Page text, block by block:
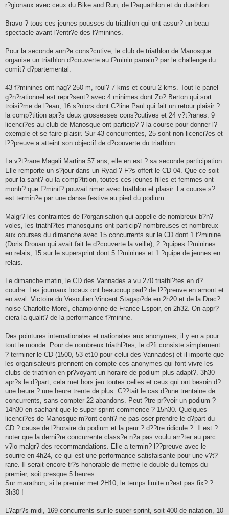
r?gionaux avec ceux du Bike and Run, de l?aquathlon et du duathlon.
Bravo ? tous ces jeunes pousses du triathlon qui ont assur? un beau
spectacle avant l?entr?e des f?minines.
Pour la seconde ann?e cons?cutive, le club de triathlon de Manosque
organise un triathlon d?couverte au f?minin parrain? par le challenge du
comit? d?partemental.
43 f?minines ont nag? 250 m, roul? 7 kms et couru 2 kms. Tout le panel
g?n?rationnel est repr?sent? avec 4 minimes dont Zo? Berton qui sort
troisi?me de l?eau, 16 s?niors dont C?line Paul qui fait un retour plaisir ?
la comp?tition apr?s deux grossesses cons?cutives et 24 v?t?ranes. 9
licenci?es au club de Manosque ont particip? ? la course pour donner l?
exemple et se faire plaisir. Sur 43 concurrentes, 25 sont non licenci?es et
l??preuve a atteint son objectif de d?couverte du triathlon.
La v?t?rane Magali Martina 57 ans, elle en est ? sa seconde participation.
Elle remporte un s?jour dans un Ryad ? F?s offert le CD 04. Que ce soit
pour la sant? ou la comp?tition, toutes ces jeunes filles et femmes ont
montr? que f?minit? pouvait rimer avec triathlon et plaisir. La course s?
est termin?e par une danse festive au pied du podium.
Malgr? les contraintes de l?organisation qui appelle de nombreux b?n?
voles, les triathl?tes manosquins ont particip? nombreuses et nombreux
aux courses du dimanche avec 15 concurrents sur le CD dont 1 f?minine
(Doris Drouan qui avait fait le d?couverte la veille), 2 ?quipes f?minines
en relais, 15 sur le supersprint dont 5 f?minines et 1 ?quipe de jeunes en
relais.
Le dimanche matin, le CD des Vannades a vu 270 triathl?tes en d?
coudre. Les journaux locaux ont beaucoup parl? de l??preuve en amont et
en aval. Victoire du Vesoulien Vincent Stagap?de en 2h20 et de la Drac?
noise Charlotte Morel, championne de France Espoir, en 2h32. On appr?
ciera la qualit? de la performance f?minine.
Des pointures internationales et nationales aux anonymes, il y en a pour
tout le monde. Pour de nombreux triathl?tes, le d?fi consiste simplement
? terminer le CD (1500, 53 et10 pour celui des Vannades) et il importe que
les organisateurs prennent en compte ces anonymes qui font vivre les
clubs de triathlon en pr?voyant un horaire de podium plus adapt?. 3h30
apr?s le d?part, cela met hors jeu toutes celles et ceux qui ont besoin d?
une heure ? une heure trente de plus. C??tait le cas d?une trentaine de
concurrents, sans compter 22 abandons. Peut-?tre pr?voir un podium ?
14h30 en sachant que le super sprint commence ? 15h30. Quelques
licenci?es de Manosque m?ont confi? ne pas oser prendre le d?part du
CD ? cause de l?horaire du podium et la peur ? d??tre ridicule ?. Il est ?
noter que la derni?re concurrente class?e n?a pas voulu arr?ter au parc
v?lo malgr? des recommandations. Elle a termin? l??preuve avec le
sourire en 4h24, ce qui est une performance satisfaisante pour une v?t?
rane. Il serait encore tr?s honorable de mettre le double du temps du
premier, soit presque 5 heures.
Sur marathon, si le premier met 2H10, le temps limite n?est pas fix? ?
3h30 !
L?apr?s-midi, 169 concurrents sur le super sprint, soit 400 de natation, 10